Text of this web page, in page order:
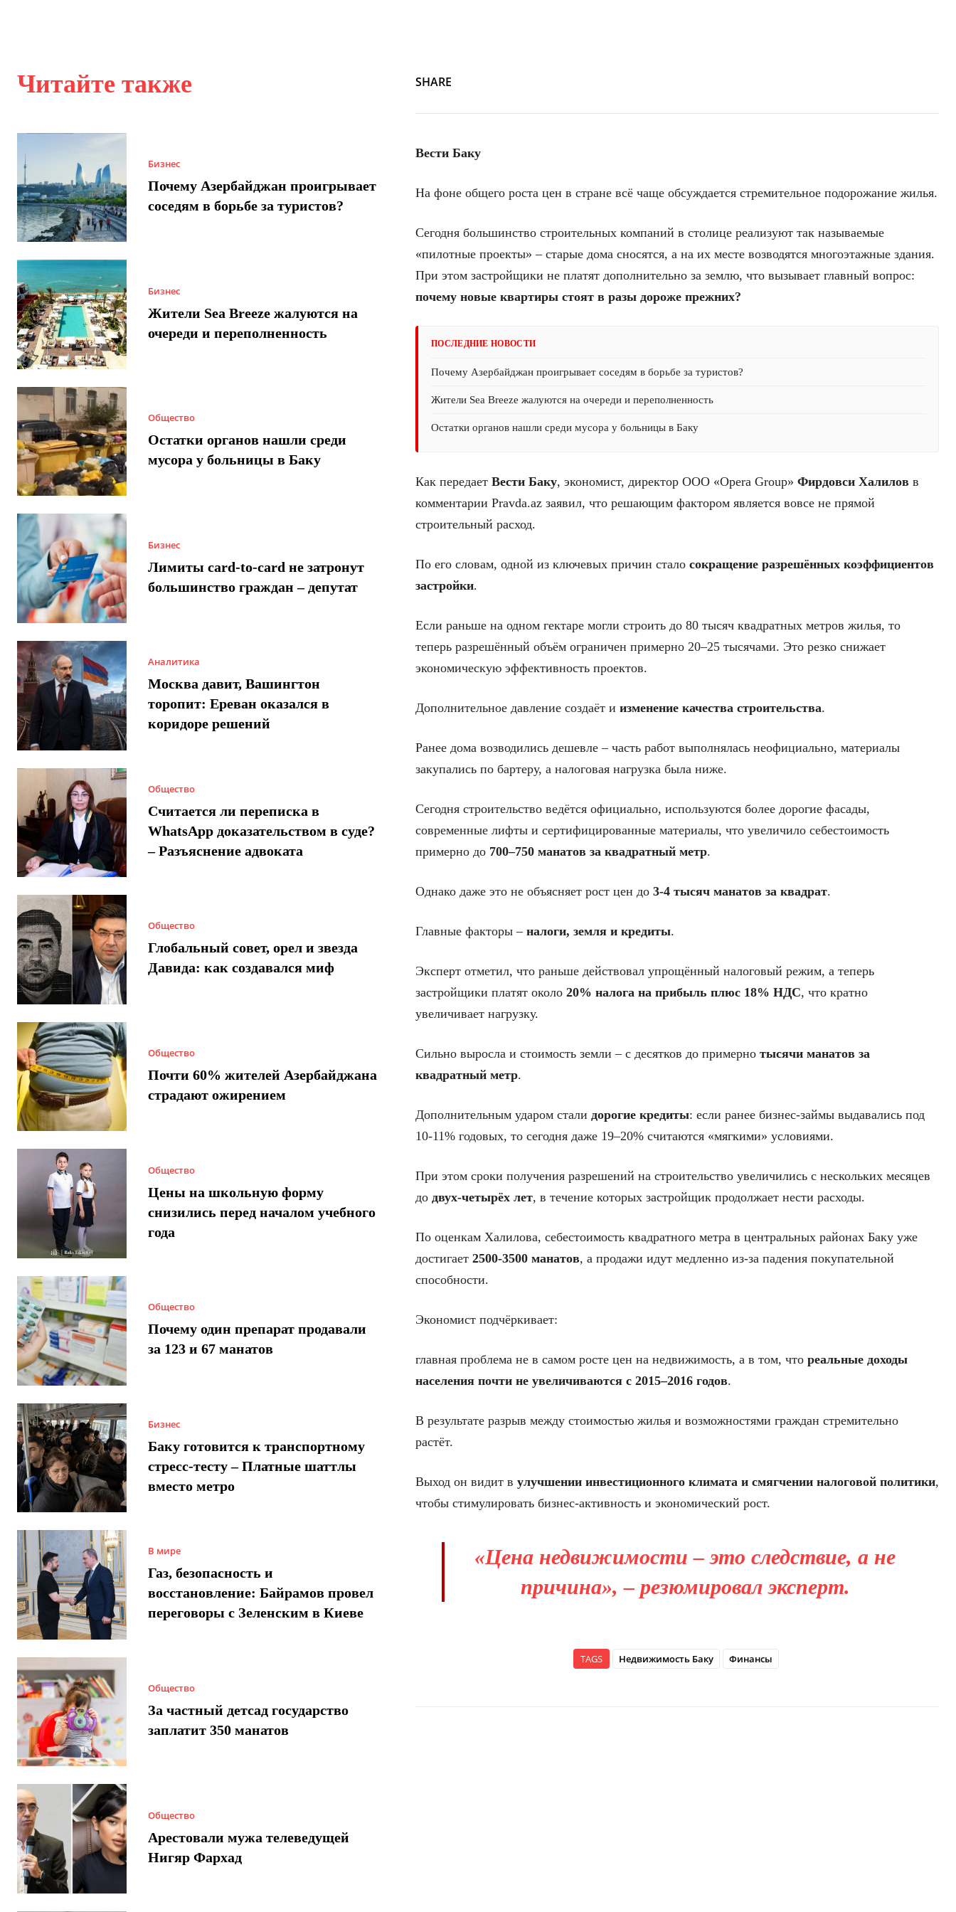
Читайте также
Бизнес
Почему Азербайджан проигрывает
соседям в борьбе за туристов?
Бизнес
Жители Sea Breeze жалуются на
очереди и переполненность
Общество
Остатки органов нашли среди
мусора у больницы в Баку
Бизнес
Лимиты card-to-card не затронут
большинство граждан – депутат
Аналитика
Москва давит, Вашингтон
торопит: Ереван оказался в
коридоре решений
Общество
Считается ли переписка в
WhatsApp доказательством в суде?
– Разъяснение адвоката
Общество
Глобальный совет, орел и звезда
Давида: как создавался миф
Общество
Почти 60% жителей Азербайджана
страдают ожирением
Общество
Цены на школьную форму
снизились перед началом учебного
года
Общество
Почему один препарат продавали
за 123 и 67 манатов
Бизнес
Баку готовится к транспортному
стресс-тесту – Платные шаттлы
вместо метро
В мире
Газ, безопасность и
восстановление: Байрамов провел
переговоры с Зеленским в Киеве
Общество
За частный детсад государство
заплатит 350 манатов
Общество
Арестовали мужа телеведущей
Нигяр Фархад
SHARE
Вести Баку
На фоне общего роста цен в стране всё чаще обсуждается стремительное подорожание жилья.
Сегодня большинство строительных компаний в столице реализуют так называемые
«пилотные проекты» – старые дома сносятся, а на их месте возводятся многоэтажные здания.
При этом застройщики не платят дополнительно за землю, что вызывает главный вопрос:
почему новые квартиры стоят в разы дороже прежних?
ПОСЛЕДНИЕ НОВОСТИ
Почему Азербайджан проигрывает соседям в борьбе за туристов?
Жители Sea Breeze жалуются на очереди и переполненность
Остатки органов нашли среди мусора у больницы в Баку
Как передает Вести Баку, экономист, директор ООО «Opera Group» Фирдовси Халилов в
комментарии Pravda.az заявил, что решающим фактором является вовсе не прямой
строительный расход.
По его словам, одной из ключевых причин стало сокращение разрешённых коэффициентов
застройки.
Если раньше на одном гектаре могли строить до 80 тысяч квадратных метров жилья, то
теперь разрешённый объём ограничен примерно 20–25 тысячами. Это резко снижает
экономическую эффективность проектов.
Дополнительное давление создаёт и изменение качества строительства.
Ранее дома возводились дешевле – часть работ выполнялась неофициально, материалы
закупались по бартеру, а налоговая нагрузка была ниже.
Сегодня строительство ведётся официально, используются более дорогие фасады,
современные лифты и сертифицированные материалы, что увеличило себестоимость
примерно до 700–750 манатов за квадратный метр.
Однако даже это не объясняет рост цен до 3-4 тысяч манатов за квадрат.
Главные факторы – налоги, земля и кредиты.
Эксперт отметил, что раньше действовал упрощённый налоговый режим, а теперь
застройщики платят около 20% налога на прибыль плюс 18% НДС, что кратно
увеличивает нагрузку.
Сильно выросла и стоимость земли – с десятков до примерно тысячи манатов за
квадратный метр.
Дополнительным ударом стали дорогие кредиты: если ранее бизнес-займы выдавались под
10-11% годовых, то сегодня даже 19–20% считаются «мягкими» условиями.
При этом сроки получения разрешений на строительство увеличились с нескольких месяцев
до двух-четырёх лет, в течение которых застройщик продолжает нести расходы.
По оценкам Халилова, себестоимость квадратного метра в центральных районах Баку уже
достигает 2500-3500 манатов, а продажи идут медленно из-за падения покупательной
способности.
Экономист подчёркивает:
главная проблема не в самом росте цен на недвижимость, а в том, что реальные доходы
населения почти не увеличиваются с 2015–2016 годов.
В результате разрыв между стоимостью жилья и возможностями граждан стремительно
растёт.
Выход он видит в улучшении инвестиционного климата и смягчении налоговой политики,
чтобы стимулировать бизнес-активность и экономический рост.
«Цена недвижимости – это следствие, а не
причина», – резюмировал эксперт.
TAGS Недвижимость Баку Финансы